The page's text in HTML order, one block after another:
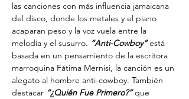
las canciones con más influencia jamaicana
del disco, donde los metales y el piano
acaparan peso y la voz vuela entre la
melodía y el susurro. “Anti-Cowboy” está
basada en un pensamiento de la escritora
marroquina Fátima Mernisi, la canción es un
alegato al hombre anti-cowboy. También
destacar “¿Quién Fue Primero?” que